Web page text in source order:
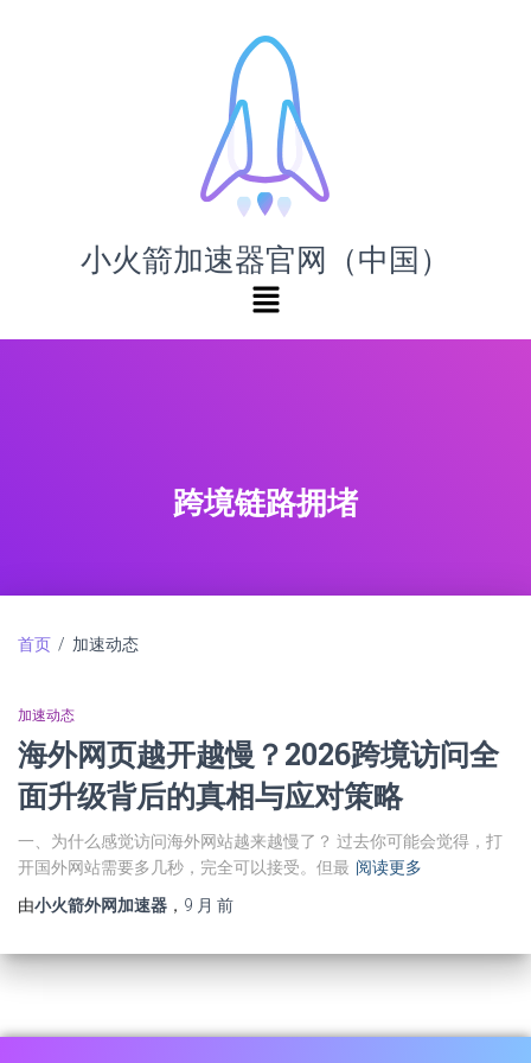
小火箭加速器官网（中国）
跨境链路拥堵
首页 / 加速动态
加速动态
海外网页越开越慢？2026跨境访问全
面升级背后的真相与应对策略
一、为什么感觉访问海外网站越来越慢了？ 过去你可能会觉得，打
开国外网站需要多几秒，完全可以接受。但最 阅读更多
由小火箭外网加速器 ， 9 月 前